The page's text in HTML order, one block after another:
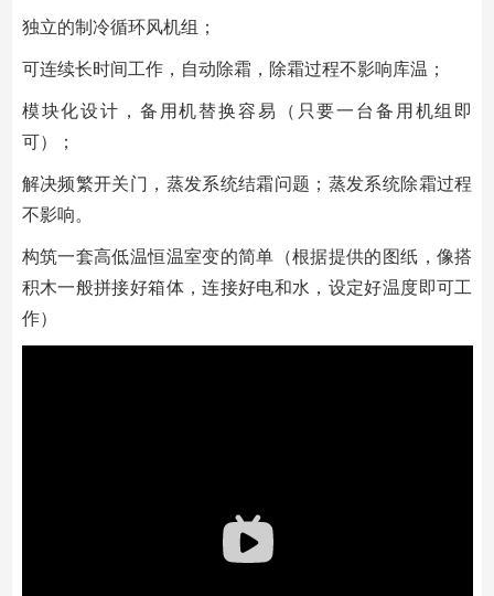
独⽴的制冷循环⻛机组；
可连续⻓时间⼯作，⾃动除霜，除霜过程不影响库温；
模块化设计，备⽤机替换容易（只要⼀台备⽤机组即
可）；
解决频繁开关⻔，蒸发系统结霜问题；蒸发系统除霜过程
不影响。
构筑⼀套⾼低温恒温室变的简单（根据提供的图纸，像搭
积⽊⼀般拼接好箱体，连接好电和⽔，设定好温度即可⼯
作）